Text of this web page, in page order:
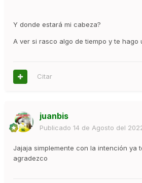
Y donde estará mi cabeza?
A ver si rasco algo de tiempo y te hago
Citar
juanbis
Publicado 14 de Agosto del
Jajaja simplemente con la intención ya
agradezco